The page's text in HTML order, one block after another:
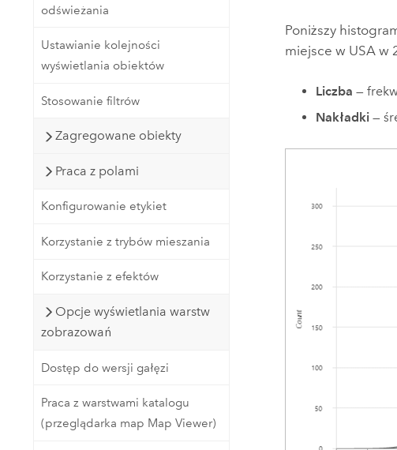
odświeżania
Ustawianie kolejności
wyświetlania obiektów
Stosowanie filtrów
Zagregowane obiekty
Praca z polami
Konfigurowanie etykiet
Korzystanie z trybów mieszania
Korzystanie z efektów
Opcje wyświetlania warstw
zobrazowań
Dostęp do wersji gałęzi
Praca z warstwami katalogu
(przeglądarka map Map Viewer)
Poniższy
miejsce w USA w
Liczba —
Nakładki—